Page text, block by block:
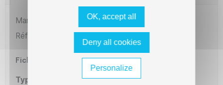
Marque
The Premium Solution
Référence
Fiche technique
Type Compatible
OK, accept all
Deny all cookies
Personalize